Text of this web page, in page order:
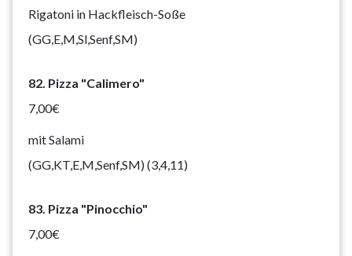
Rigatoni in Hackfleisch-Soße
(GG,E,M,Sl,Senf,SM)
82. Pizza "Calimero"
7,00€
mit Salami
(GG,KT,E,M,Senf,SM) (3,4,11)
83. Pizza "Pinocchio"
7,00€